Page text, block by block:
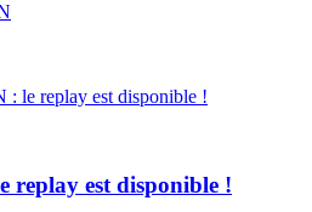
replay est disponible !